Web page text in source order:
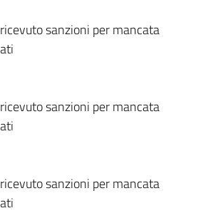
sanzioni per mancata
sanzioni per mancata
sanzioni per mancata